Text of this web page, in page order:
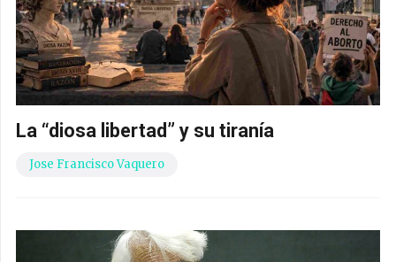
La “diosa libertad” y su tiranía
Jose Francisco Vaquero